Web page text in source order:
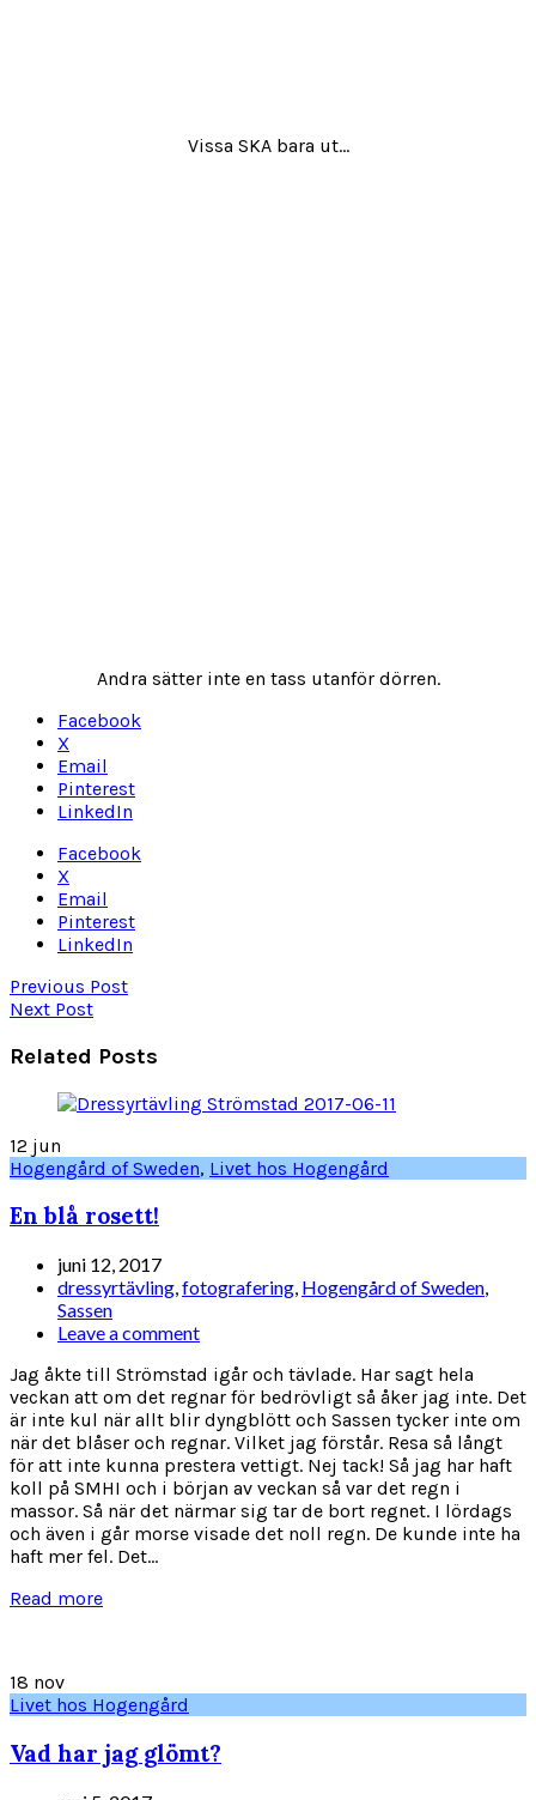
Vissa SKA bara ut…
Andra sätter inte en tass utanför dörren.
Facebook
X
Email
Pinterest
LinkedIn
Facebook
X
Email
Pinterest
LinkedIn
Previous Post
Next Post
Related Posts
12 jun
Hogengård of Sweden, Livet hos Hogengård
En blå rosett!
juni 12, 2017
dressyrtävling,fotografering, Hogengård of Sweden,
Sassen
Leave a comment
Jag åkte till Strömstad igår och tävlade. Har sagt hela
veckan att om det regnar för bedrövligt så åker jag inte. Det
är inte kul när allt blir dyngblött och Sassen tycker inte om
när det blåser och regnar. Vilket jag förstår. Resa så långt
för att inte kunna prestera vettigt. Nej tack! Så jag har haft
koll på SMHI och i början av veckan så var det regn i
massor. Så när det närmar sig tar de bort regnet. I lördags
och även i går morse visade det noll regn. De kunde inte ha
haft mer fel. Det...
Read more
18 nov
Livet hos Hogengård
Vad har jag glömt?